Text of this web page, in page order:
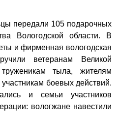
передали 105 подарочных
Вологодской области. В
и фирменная вологодская
ветеранам Великой
тыла, жителям
боевых действий.
и семьи участников
вологжане навестили